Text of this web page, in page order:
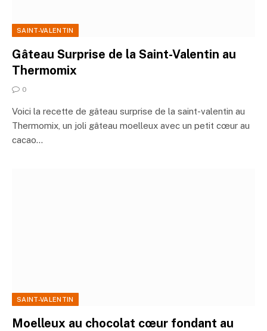
SAINT-VALENTIN
Gâteau Surprise de la Saint-Valentin au
Thermomix
0
Voici la recette de gâteau surprise de la saint-valentin au
Thermomix, un joli gâteau moelleux avec un petit cœur au
cacao…
SAINT-VALENTIN
Moelleux au chocolat cœur fondant au